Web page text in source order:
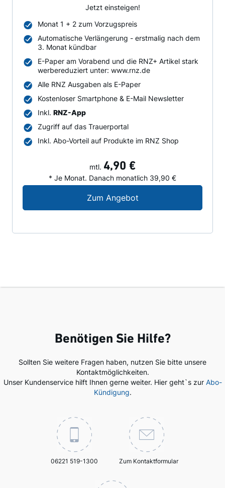
Jetzt einsteigen!
Monat 1 + 2 zum Vorzugspreis
Automatische Verlängerung - erstmalig nach dem
3. Monat kündbar
E-Paper am Vorabend und die RNZ+ Artikel stark
werbereduziert unter: www.rnz.de
Alle RNZ Ausgaben als E-Paper
Kostenloser Smartphone & E-Mail Newsletter
Inkl. RNZ-App
Zugriff auf das Trauerportal
Inkl. Abo-Vorteil auf Produkte im RNZ Shop
mtl. 4,90 €
* Je Monat. Danach monatlich 39,90 €
Zum AngebotDigital-Angebot für
Benötigen Sie Hilfe?
Sollten Sie weitere Fragen haben, nutzen Sie bitte unsere
Kontaktmöglichkeiten.
Unser Kundenservice hilft Ihnen gerne weiter. Hier geht`s zur Abo-
Kündigung.
06221 519-1300 Zum Kontaktformular